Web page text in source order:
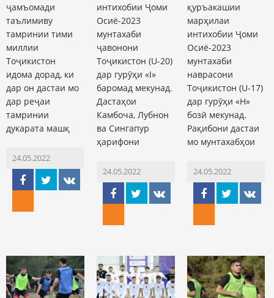
ҷамъомади
таълимиву
тамринии тими
миллии
Тоҷикистон
идома дорад, ки
дар он дастаи мо
дар реҷаи
тамринии
дукарата машқ
24.05.2022
интихобии Ҷоми
Осиё-2023
мунтахаби
ҷавонони
Тоҷикистон (U-20)
дар гурӯҳи «I»
баромад мекунад.
Дастаҳои
Камбоча, Лубнон
ва Сингапур
ҳарифони
24.05.2022
қуръакашии
марҳилаи
интихобии Ҷоми
Осиё-2023
мунтахаби
наврасони
Тоҷикистон (U-17)
дар гурӯҳи «H»
бозӣ мекунад.
Рақибони дастаи
мо мунтахабҳои
24.05.2022